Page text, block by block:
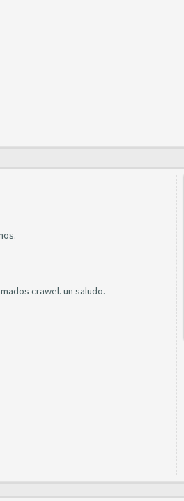
crawel. un saludo.